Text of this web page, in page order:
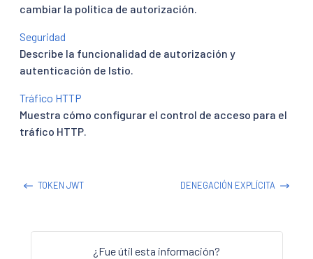
cambiar la política de autorización.
Seguridad
Describe la funcionalidad de autorización y
autenticación de Istio.
Tráfico HTTP
Muestra cómo configurar el control de acceso para el
tráfico HTTP.
TOKEN JWT DENEGACIÓN EXPLÍCITA
¿Fue útil esta información?